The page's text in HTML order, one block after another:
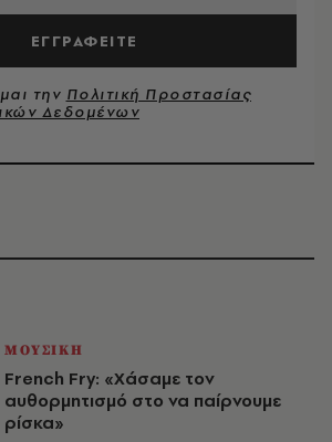
ΜΟΥΣΙΚΗ
French Fry: «Χάσαμε τον
αυθορμητισμό στο να παίρνουμε
ρίσκα»
ΕΓΓΡΑΦΕΙΤΕ
την Πολιτική Προστασίας
Δεδομένων